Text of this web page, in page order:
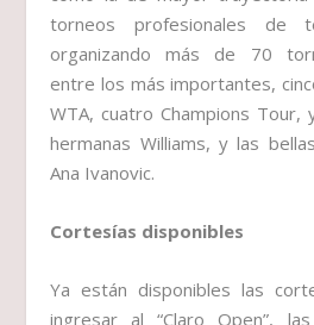
torneos profesionales de
organizando más de 70
entre los más importantes,
WTA, cuatro Champions Tour,
hermanas Williams, y las
Ana Ivanovic.
Cortesías disponibles
Ya están disponibles las
ingresar al “Claro Open”,